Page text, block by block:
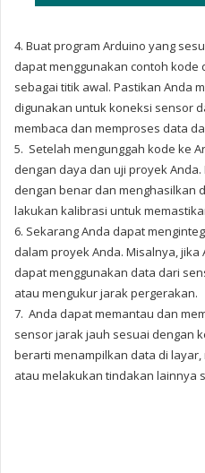
4. Buat program Arduino yang
dapat menggunakan contoh kode
sebagai titik awal. Pastikan Anda
digunakan untuk koneksi sensor
membaca dan memproses data
5. Setelah mengunggah kode ke
dengan daya dan uji proyek
dengan benar dan menghasilkan
lakukan kalibrasi untuk
6. Sekarang Anda dapat
dalam proyek Anda. Misalnya,
dapat menggunakan data dari
atau mengukur jarak pergerakan.
7. Anda dapat memantau dan
sensor jarak jauh sesuai dengan
berarti menampilkan data di
atau melakukan tindakan lainnya